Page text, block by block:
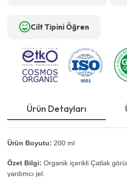
Cilt Tipini Öğren
Ürün Detayları
Ürün Boyutu: 200 ml
Özet Bilgi: Organik içerikli Çatlak
yardımcı jel.